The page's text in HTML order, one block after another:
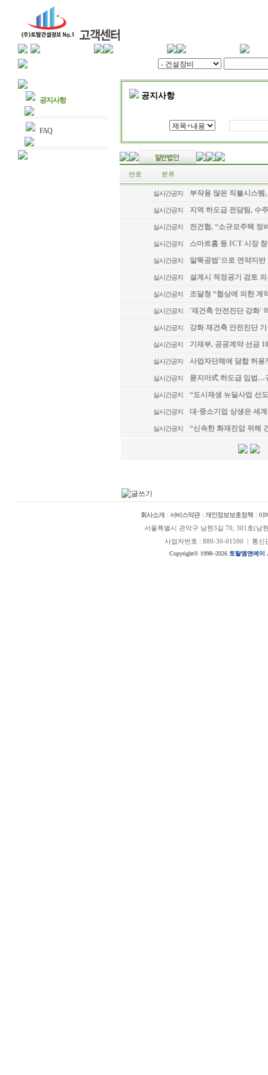
공지사항
FAQ
공지사항
번호 분류
실시간공지 부작용 많은 직불시스템
실시간공지 지역 하도급 전담팀, 수
실시간공지 전건협, “소규모주택 정
실시간공지 스마트홈 등 ICT 시장
실시간공지 말뚝공법’으로 연약지
실시간공지 설계시 적정공기 검토
실시간공지 조달청 “협상에 의한
실시간공지 '재건축 안전진단 강화'
실시간공지 강화 재건축 안전진단
실시간공지 기재부, 공공계약 선금
실시간공지 사업자단체에 담합 허용
실시간공지 묻지마式 하도급 입법…
실시간공지 “도시재생 뉴딜사업 선
실시간공지 대·중소기업 상생은 세
실시간공지 “신속한 화재진압 위해
회사소개 서비스약관 개인정보보호정책
이
서울특별시 관악구 남현3길 70, 301호(남
사업자번호 : 880-30-01590 | 통
Copyright© 1998~2026 토탈엠앤에이